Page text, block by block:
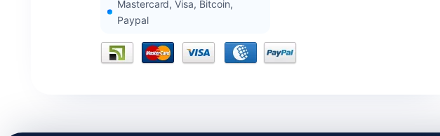
Mastercard, Visa, Bitcoin,
Paypal